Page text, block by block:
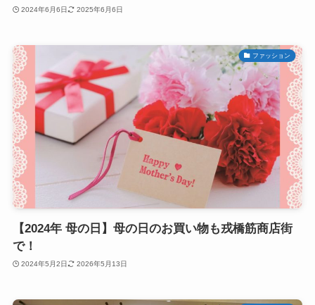
2024年6月6日 2025年6月6日
ファッション
【2024年 母の日】母の日のお買い物も戎橋筋商店街
で！
2024年5月2日 2026年5月13日